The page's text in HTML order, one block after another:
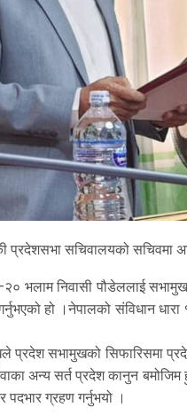
प्रदेशसभा सचिवालयको सचिवमा
भलाम निवासी पौडेललाई
हो ।नेपालको संविधान
प्रदेश सभामुखको सिफारिसमा
अन्य सर्त प्रदेश कानुन
पदभार ग्रहण गर्नुभयो ।